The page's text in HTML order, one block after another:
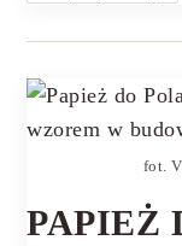
fot.
PAPIEŻ